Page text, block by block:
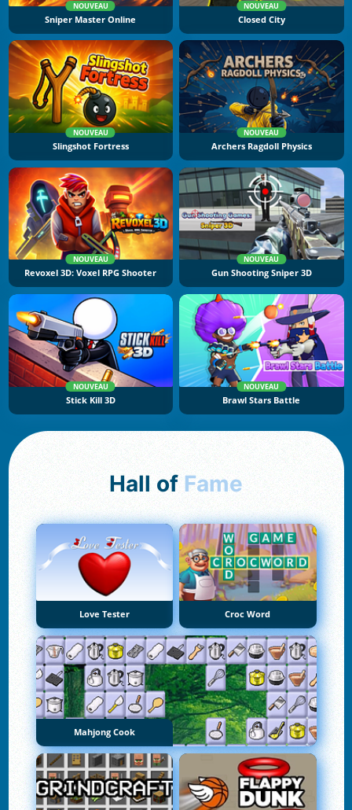
NOUVEAU
Sniper Master Online
NOUVEAU
Closed City
NOUVEAU
Slingshot Fortress
NOUVEAU
Archers Ragdoll Physics
NOUVEAU
Revoxel 3D: Voxel RPG Shooter
NOUVEAU
Gun Shooting Sniper 3D
NOUVEAU
Stick Kill 3D
NOUVEAU
Brawl Stars Battle
Hall of Fame
Love Tester Croc Word
Mahjong Cook